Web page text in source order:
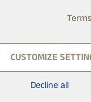
tiimimme uusi
Taustaltasi
Me
siitä,
CUSTOMIZE
Decline all